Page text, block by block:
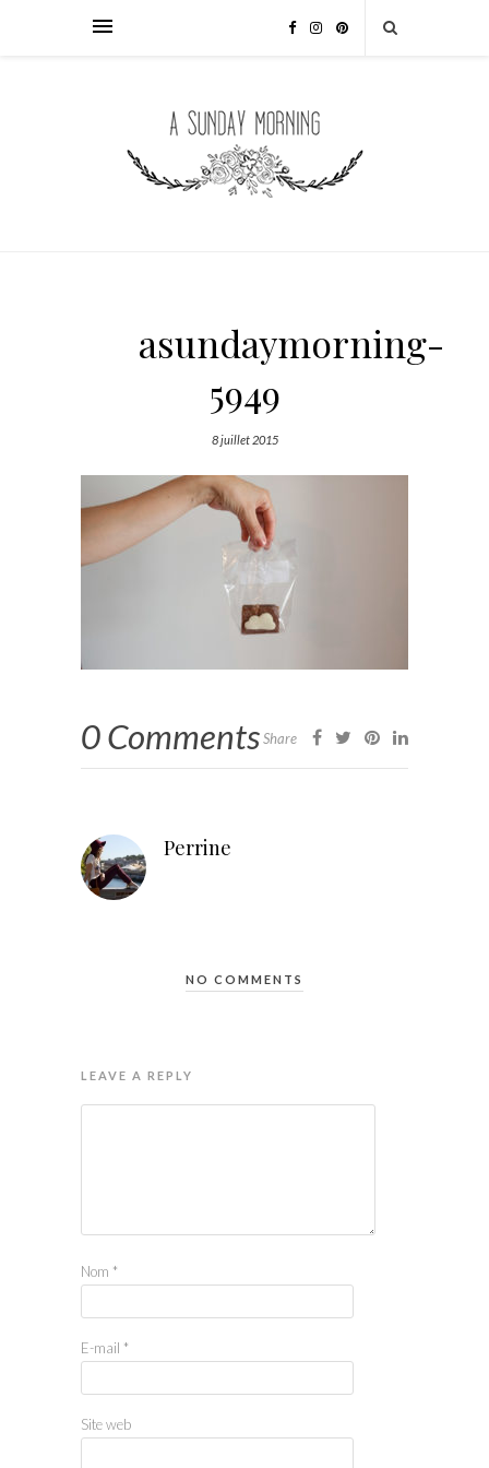
asundaymorning-
5949
8 juillet 2015
0 CommentsShare
Perrine
NO COMMENTS
LEAVE A REPLY
Nom *
E-mail *
Site web